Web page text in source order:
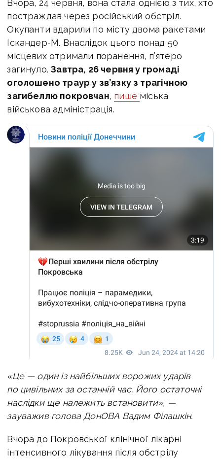
Вчора, 24 червня, вона стала однією з тих, хто
постраждав через російський обстріл.
Окупанти вдарили по місту двома ракетами
Іскандер-М. Внаслідок цього понад 50
місцевих отримали поранення, п’ятеро
загинуло.Завтра, 26 червня у громаді
оголошено траур у зв’язку з трагічною
загибеллю покровчан, пише міська
військова адміністрація.
«Це — один із найбільших ворожих ударів
по цивільних за останній час. Його остаточні
наслідки ще належить встановити», —
зауважив голова ДонОВА Вадим Філашкін.
Вчора до Покровської клінічної лікарні
інтенсивного лікування після обстрілу